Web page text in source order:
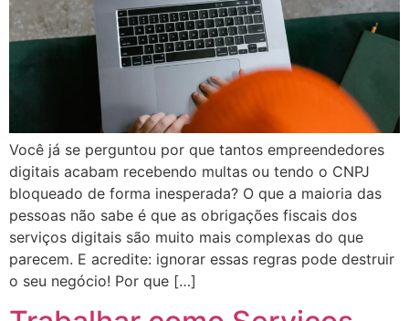
Você já se perguntou por que tantos empreendedores
digitais acabam recebendo multas ou tendo o CNPJ
bloqueado de forma inesperada? O que a maioria das
pessoas não sabe é que as obrigações fiscais dos
serviços digitais são muito mais complexas do que
parecem. E acredite: ignorar essas regras pode destruir
o seu negócio! Por que […]